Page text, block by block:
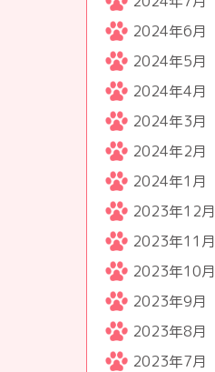
2024年6月
2024年5月
2024年4月
2024年3月
2024年2月
2024年1月
2023年12月
2023年11月
2023年10月
2023年9月
2023年8月
2023年7月